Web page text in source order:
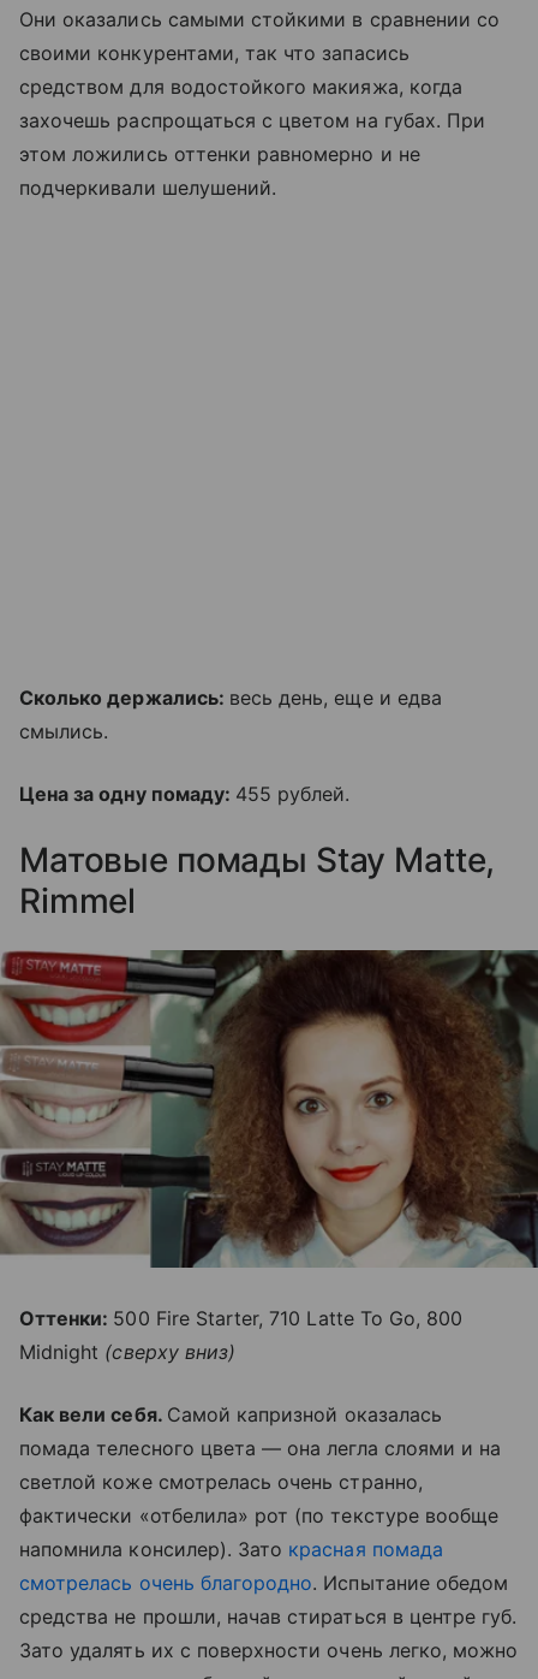
Они оказались самыми стойкими в сравнении со
своими конкурентами, так что запасись
средством для водостойкого макияжа, когда
захочешь распрощаться с цветом на губах. При
этом ложились оттенки равномерно и не
подчеркивали шелушений.
Сколько держались: весь день, еще и едва
смылись.
Цена за одну помаду: 455 рублей.
Матовые помады Stay Matte,
Rimmel
Оттенки: 500 Fire Starter, 710 Latte To Go, 800
Midnight (сверху вниз)
Как вели себя. Самой капризной оказалась
помада телесного цвета — она легла слоями и на
светлой коже смотрелась очень странно,
фактически «отбелила» рот (по текстуре вообще
напомнила консилер). Зато красная помада
смотрелась очень благородно. Испытание обедом
средства не прошли, начав стираться в центре губ.
Зато удалять их с поверхности очень легко, можно